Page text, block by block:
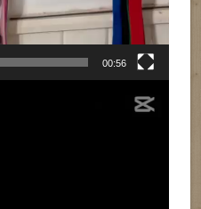
00:56